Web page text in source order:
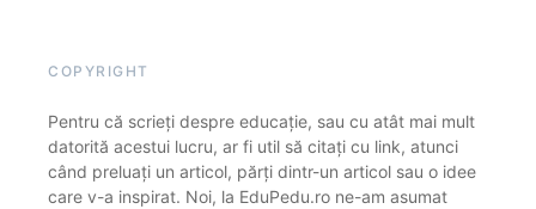
COPYRIGHT
Pentru că scrieți despre educație, sau cu atât mai mult
datorită acestui lucru, ar fi util să citați cu link, atunci
când preluați un articol, părți dintr-un articol sau o idee
care v-a inspirat. Noi, la EduPedu.ro ne-am asumat